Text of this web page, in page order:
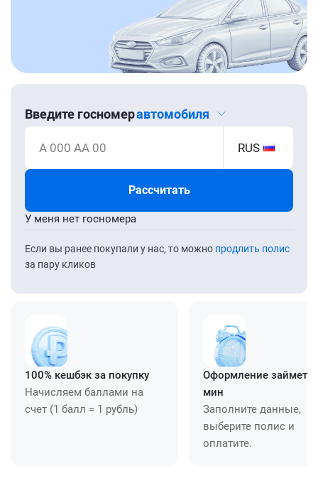
Введите госномеравтомобиля
А 000 АА 00 RUS
Рассчитать
Если вы ранее покупали у нас, то можно продлить полис
за пару кликов
У меня нет госномера
100% кешбэк за покупку
Начисляем баллами на
счет (1 балл = 1 рубль)
Оформление займет
мин
Заполните данные,
выберите полис и
оплатите.